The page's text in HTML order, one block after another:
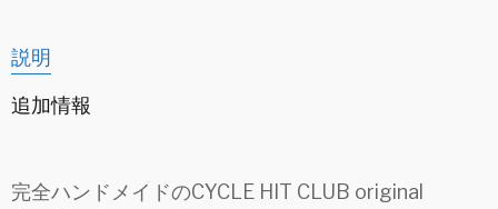
説明
追加情報
完全ハンドメイドのCYCLE HIT CLUB original